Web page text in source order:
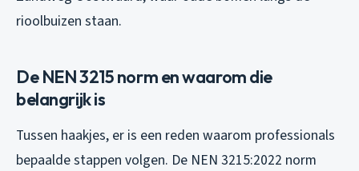
rioolbuizen staan.
De NEN 3215 norm en waarom die
belangrijk is
Tussen haakjes, er is een reden waarom professionals
bepaalde stappen volgen. De NEN 3215:2022 norm